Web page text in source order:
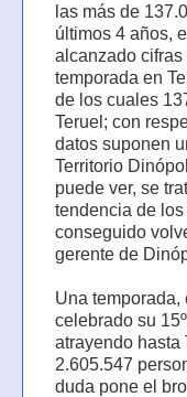
las más de
últimos 4 años,
alcanzado
temporada en
de los cuales
Teruel; con
datos suponen
Territorio
puede ver, se
tendencia de
conseguido
gerente de
Una
celebrado su
atrayendo hasta
2.605.547
duda pone el